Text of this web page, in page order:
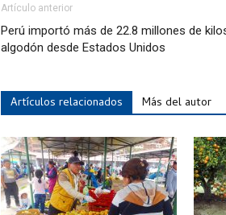
Artículo anterior
Perú importó más de 22.8 millones de
algodón desde Estados Unidos
Artículos relacionados Más del autor